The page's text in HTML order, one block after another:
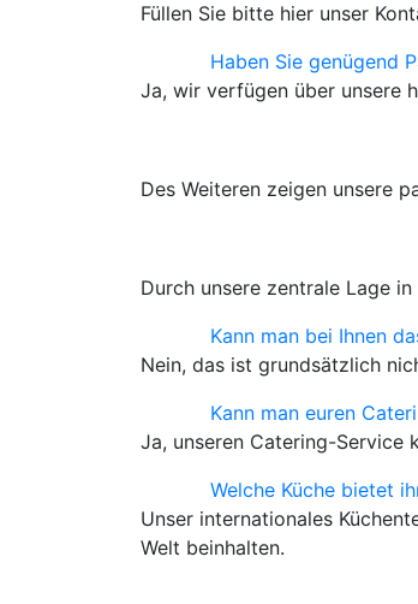
Füllen Sie bitte hier unser
Haben Sie genügend
Ja, wir verfügen über unsere
Des Weiteren zeigen unsere
Durch unsere zentrale Lage
Kann man bei Ihnen
Nein, das ist grundsätzlich
Kann man euren
Ja, unseren Catering-Service
Welche Küche bietet
Unser internationales
Welt beinhalten.